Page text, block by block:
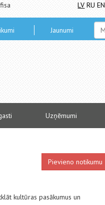
LV RU EN
Jaunumi
Uzņēmumi
Pievieno notikumu
kultūras pasākumus un